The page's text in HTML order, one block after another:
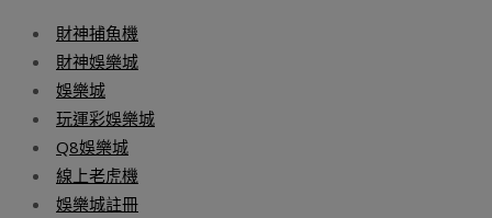
財神捕魚機
財神娛樂城
娛樂城
玩運彩娛樂城
Q8娛樂城
線上老虎機
娛樂城註冊